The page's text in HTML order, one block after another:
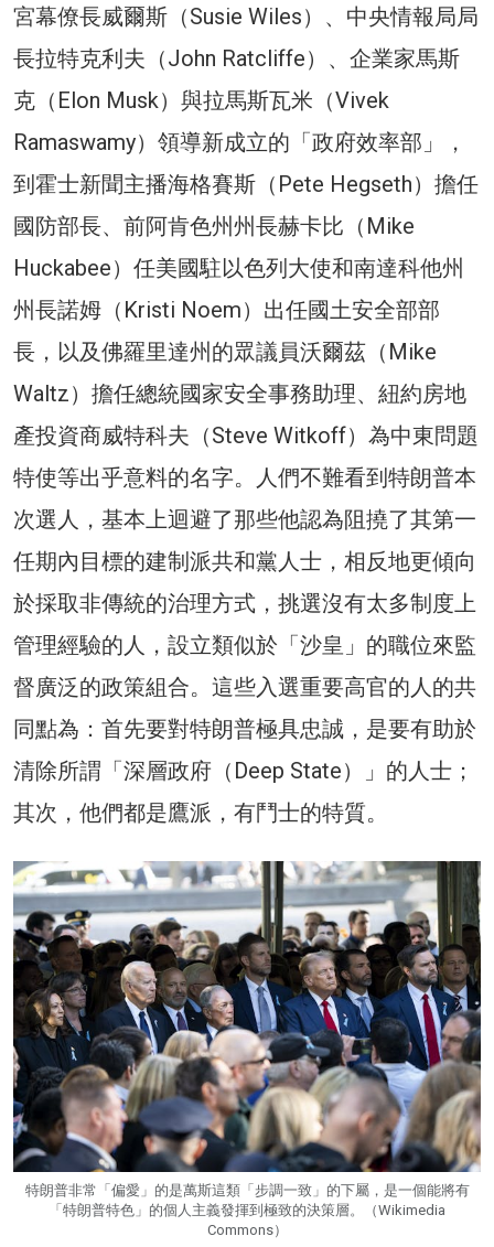
宮幕僚長威爾斯（Susie Wiles）、中央情報局局
長拉特克利夫（John Ratcliffe）、企業家馬斯
克（Elon Musk）與拉馬斯瓦米（Vivek
Ramaswamy）領導新成立的「政府效率部」，
到霍士新聞主播海格賽斯（Pete Hegseth）擔任
國防部長、前阿肯色州州長赫卡比（Mike
Huckabee）任美國駐以色列大使和南達科他州
州長諾姆（Kristi Noem）出任國土安全部部
長，以及佛羅里達州的眾議員沃爾茲（Mike
Waltz）擔任總統國家安全事務助理、紐約房地
產投資商威特科夫（Steve Witkoff）為中東問題
特使等出乎意料的名字。人們不難看到特朗普本
次選人，基本上迴避了那些他認為阻撓了其第一
任期內目標的建制派共和黨人士，相反地更傾向
於採取非傳統的治理方式，挑選沒有太多制度上
管理經驗的人，設立類似於「沙皇」的職位來監
督廣泛的政策組合。這些入選重要高官的人的共
同點為：首先要對特朗普極具忠誠，是要有助於
清除所謂「深層政府（Deep State）」的人士；
其次，他們都是鷹派，有鬥士的特質。
特朗普非常「偏愛」的是萬斯這類「步調一致」的下屬，是一個能將有
「特朗普特色」的個人主義發揮到極致的決策層。（Wikimedia
Commons）